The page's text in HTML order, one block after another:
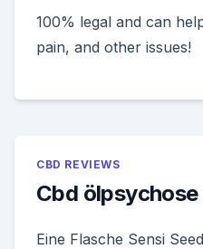
100% legal and can
pain, and other issues!
CBD REVIEWS
Cbd ölpsychose
Eine Flasche Sensi